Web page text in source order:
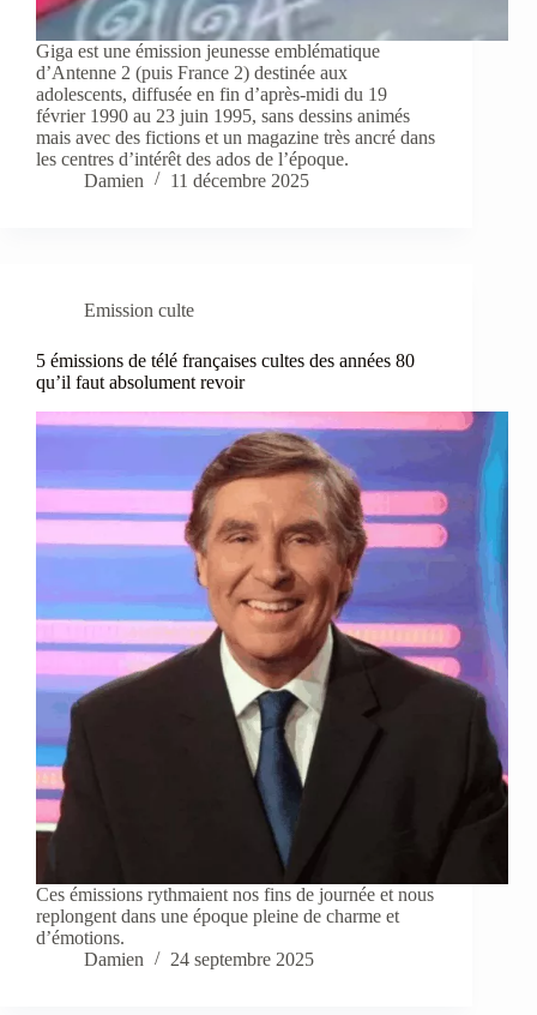
Giga est une émission jeunesse emblématique
d’Antenne 2 (puis France 2) destinée aux
adolescents, diffusée en fin d’après‑midi du 19
février 1990 au 23 juin 1995, sans dessins animés
mais avec des fictions et un magazine très ancré dans
les centres d’intérêt des ados de l’époque.
Damien
11 décembre 2025
Emission culte
5 émissions de télé françaises cultes des années 80
qu’il faut absolument revoir
Ces émissions rythmaient nos fins de journée et nous
replongent dans une époque pleine de charme et
d’émotions.
Damien
24 septembre 2025